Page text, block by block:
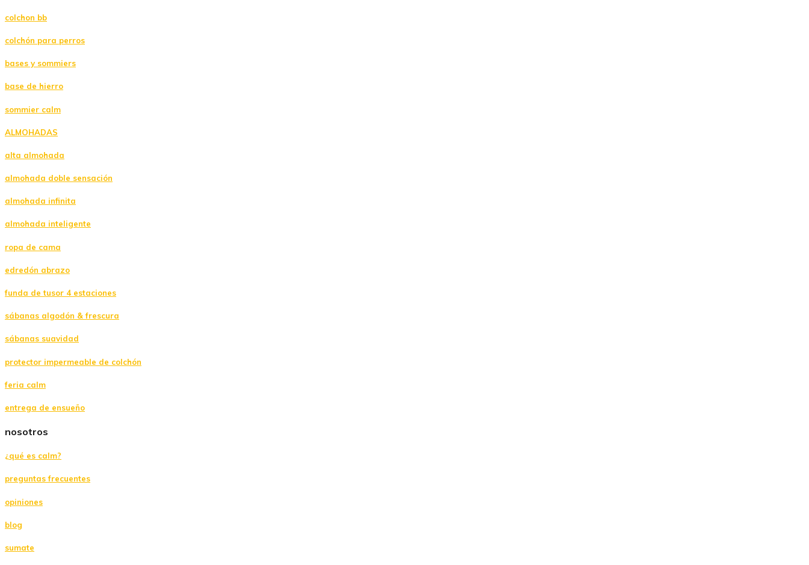
colchon bb
colchón para perros
bases y sommiers
base de hierro
sommier calm
ALMOHADAS
alta almohada
almohada doble sensación
almohada infinita
almohada inteligente
ropa de cama
edredón abrazo
funda de tusor 4 estaciones
sábanas algodón & frescura
sábanas suavidad
protector impermeable de colchón
feria calm
entrega de ensueño
nosotros
¿qué es calm?
preguntas frecuentes
opiniones
blog
sumate